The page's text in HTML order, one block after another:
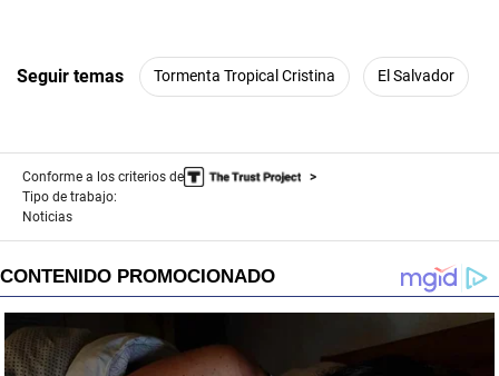
Seguir temas Tormenta Tropical Cristina El Salvador
Conforme a los criterios de
Tipo de trabajo:
Noticias